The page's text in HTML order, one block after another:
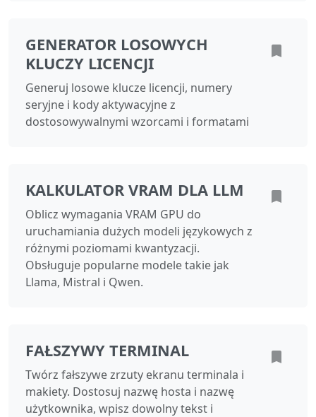
GENERATOR LOSOWYCH
KLUCZY LICENCJI
Generuj losowe klucze licencji, numery
seryjne i kody aktywacyjne z
dostosowywalnymi wzorcami i formatami
KALKULATOR VRAM DLA LLM
Oblicz wymagania VRAM GPU do
uruchamiania dużych modeli językowych z
różnymi poziomami kwantyzacji.
Obsługuje popularne modele takie jak
Llama, Mistral i Qwen.
FAŁSZYWY TERMINAL
Twórz fałszywe zrzuty ekranu terminala i
makiety. Dostosuj nazwę hosta i nazwę
użytkownika, wpisz dowolny tekst i